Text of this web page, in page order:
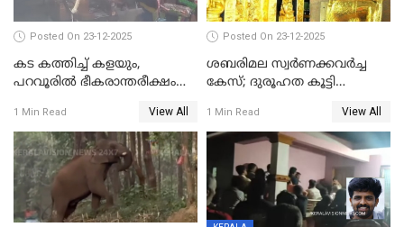
Posted On 23-12-2025
കട കത്തിച്ച് കളയും,
പറവൂരില്‍ ഭീകരാന്തരീക്ഷം
1 Min Read View All
Posted On 23-12-2025
ശബരിമല സ്വര്‍ണക്കവര്‍ച്ച
കേസ്; ദുരൂഹത കൂട്ടി
1 Min Read View All